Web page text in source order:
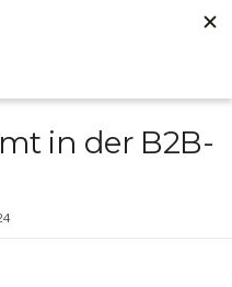
in der B2B-